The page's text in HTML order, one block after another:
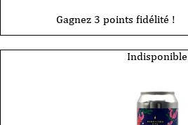
Gagnez 3 points fidélité !
Indisponible